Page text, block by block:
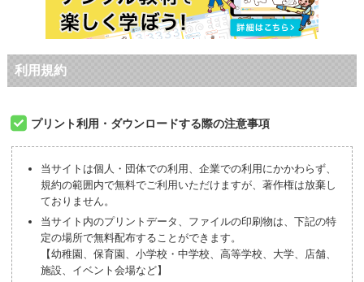
利用規約
プリント利用・ダウンロードする際の注意事項
当サイトは個人・団体での利用、企業での利用にかかわらず、
規約の範囲内で無料でご利用いただけますが、著作権は放棄し
ておりません。
当サイト内のプリントデータ、ファイルの印刷物は、下記の特
定の場所で無料配布することができます。
【幼稚園、保育園、小学校・中学校、高等学校、大学、店舗、
施設、イベント会場など】